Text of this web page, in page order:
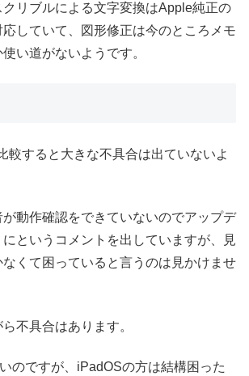
リブルによる文字変換はApple純正の
していて、図形修正は今のところメモ
い道がないようです。
較すると大きな不具合は出ていないよ
動作確認をできていないのでアップデ
というコメントを出していますが、見
くて困っていると言うのは見かけませ
不具合はあります。
のですが、iPadOSの方は結構困った